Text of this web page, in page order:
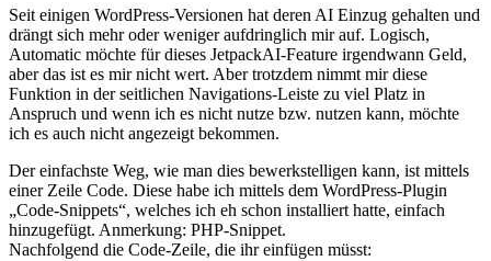
Seit einigen WordPress-Versionen hat deren AI Einzug gehalten und
drängt sich mehr oder weniger aufdringlich mir auf. Logisch,
Automatic möchte für dieses JetpackAI-Feature irgendwann Geld,
aber das ist es mir nicht wert. Aber trotzdem nimmt mir diese
Funktion in der seitlichen Navigations-Leiste zu viel Platz in
Anspruch und wenn ich es nicht nutze bzw. nutzen kann, möchte
ich es auch nicht angezeigt bekommen.
Der einfachste Weg, wie man dies bewerkstelligen kann, ist mittels
einer Zeile Code. Diese habe ich mittels dem WordPress-Plugin
„Code-Snippets“, welches ich eh schon installiert hatte, einfach
hinzugefügt. Anmerkung: PHP-Snippet.
Nachfolgend die Code-Zeile, die ihr einfügen müsst: